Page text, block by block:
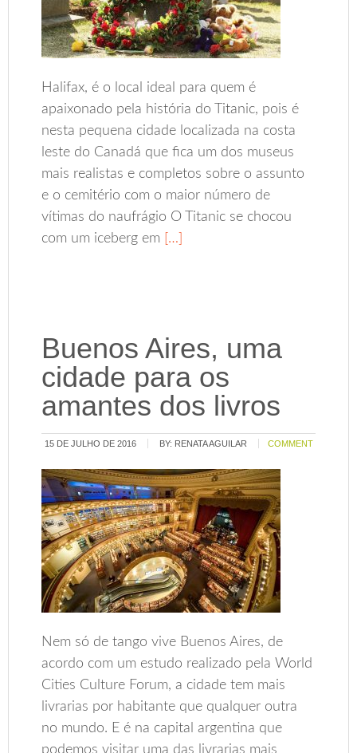
Halifax, é o local ideal para quem é
apaixonado pela história do Titanic, pois é
nesta pequena cidade localizada na costa
leste do Canadá que fica um dos museus
mais realistas e completos sobre o assunto
e o cemitério com o maior número de
vítimas do naufrágio O Titanic se chocou
com um iceberg em […]
Buenos Aires, uma
cidade para os
amantes dos livros
15 DE JULHO DE 2016 BY: RENATA AGUILAR COMMENT
Nem só de tango vive Buenos Aires, de
acordo com um estudo realizado pela World
Cities Culture Forum, a cidade tem mais
livrarias por habitante que qualquer outra
no mundo. E é na capital argentina que
podemos visitar uma das livrarias mais